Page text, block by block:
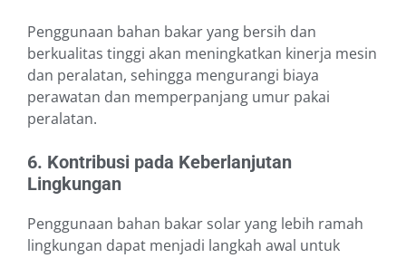
Penggunaan bahan bakar yang bersih dan
berkualitas tinggi akan meningkatkan kinerja mesin
dan peralatan, sehingga mengurangi biaya
perawatan dan memperpanjang umur pakai
peralatan.
6. Kontribusi pada Keberlanjutan
Lingkungan
Penggunaan bahan bakar solar yang lebih ramah
lingkungan dapat menjadi langkah awal untuk